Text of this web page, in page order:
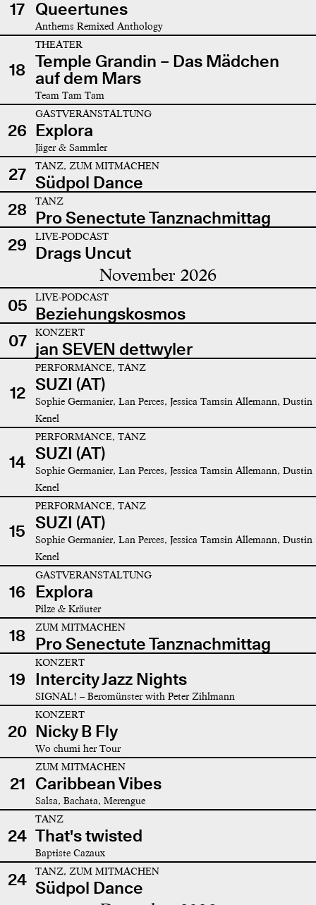
17 Queertunes
Anthems Remixed Anthology
18
THEATER
Temple Grandin – Das Mädchen
auf dem Mars
Team Tam Tam
26
GASTVERANSTALTUNG
Explora
Jäger & Sammler
27 TANZ, ZUM MITMACHEN
Südpol Dance
28
TANZ
Pro Senectute Tanznachmittag
29
LIVE-PODCAST
Drags Uncut
November 2026
05 LIVE-PODCAST
Beziehungskosmos
07
KONZERT
jan SEVEN dettwyler
12
PERFORMANCE, TANZ
SUZI (AT)
Sophie Germanier, Lan Perces, Jessica Tamsin Allemann, Dustin
Kenel
14
PERFORMANCE, TANZ
SUZI (AT)
Sophie Germanier, Lan Perces, Jessica Tamsin Allemann, Dustin
Kenel
15
PERFORMANCE, TANZ
SUZI (AT)
Sophie Germanier, Lan Perces, Jessica Tamsin Allemann, Dustin
Kenel
16
GASTVERANSTALTUNG
Explora
Pilze & Kräuter
18 ZUM MITMACHEN
Pro Senectute Tanznachmittag
19
KONZERT
Intercity Jazz Nights
SIGNAL! – Beromünster with Peter Zihlmann
20
KONZERT
Nicky B Fly
Wo chumi her Tour
21
ZUM MITMACHEN
Caribbean Vibes
Salsa, Bachata, Merengue
24
TANZ
That's twisted
Baptiste Cazaux
24 TANZ, ZUM MITMACHEN
Südpol Dance